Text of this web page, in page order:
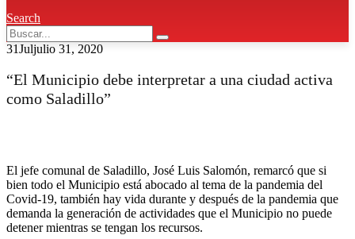
Search
31Juljulio 31, 2020
“El Municipio debe interpretar a una ciudad activa
como Saladillo”
El jefe comunal de Saladillo, José Luis Salomón, remarcó que si
bien todo el Municipio está abocado al tema de la pandemia del
Covid-19, también hay vida durante y después de la pandemia que
demanda la generación de actividades que el Municipio no puede
detener mientras se tengan los recursos.